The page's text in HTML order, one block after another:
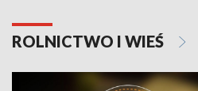
ROLNICTWO I WIEŚ